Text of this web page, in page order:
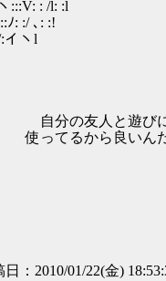
: /l: :l
､: :!
ヽl
遊びに行
るから良いん
日：2010/01/22(金)